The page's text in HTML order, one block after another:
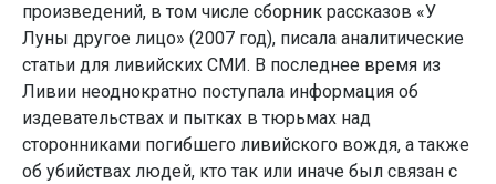
произведений, в том числе сборник рассказов «У
Луны другое лицо» (2007 год), писала аналитические
статьи для ливийских СМИ. В последнее время из
Ливии неоднократно поступала информация об
издевательствах и пытках в тюрьмах над
сторонниками погибшего ливийского вождя, а также
об убийствах людей, кто так или иначе был связан с